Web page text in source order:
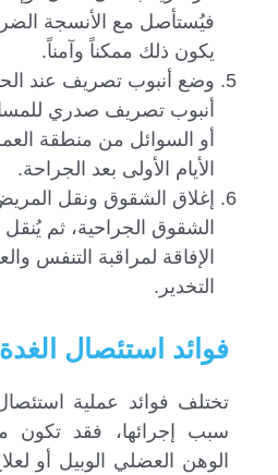
فيُستأصل مع الأنسجة
يكون ذلك ممكناً وآمناً.
وضع أنبوب تصريف عند
أنبوب تصريف صدري
أو السوائل من منطقة
الأيام الأولى بعد الجراحة.
إغلاق الشقوق ونقل
الشقوق الجراحية، ثم
الإفاقة لمراقبة التنفس
التخدير.
فوائد استئصال
تختلف فوائد عملية
سبب إجرائها، فقد تكون
الوهن العضلي الوبيل أو